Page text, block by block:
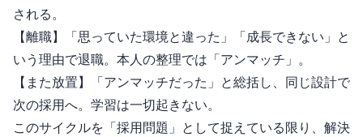
される。
【離職】「思っていた環境と違った」「成長できない」と
いう理由で退職。本人の整理では「アンマッチ」。
【また放置】「アンマッチだった」と総括し、同じ設計で
次の採用へ。学習は一切起きない。
このサイクルを「採用問題」として捉えている限り、解決